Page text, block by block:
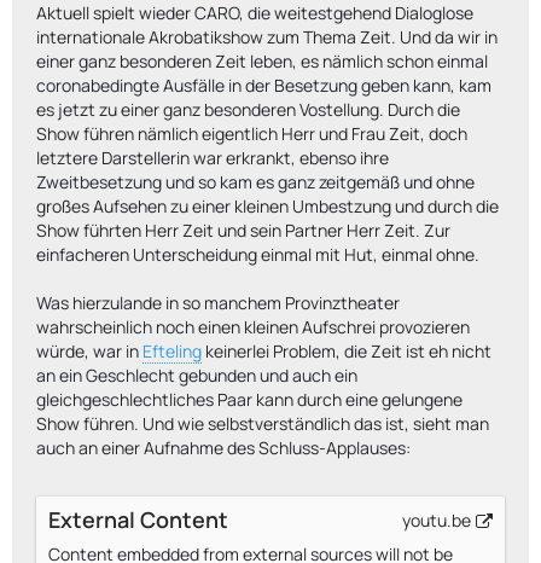
Aktuell spielt wieder CARO, die weitestgehend Dialoglose
internationale Akrobatikshow zum Thema Zeit. Und da wir in
einer ganz besonderen Zeit leben, es nämlich schon einmal
coronabedingte Ausfälle in der Besetzung geben kann, kam
es jetzt zu einer ganz besonderen Vostellung. Durch die
Show führen nämlich eigentlich Herr und Frau Zeit, doch
letztere Darstellerin war erkrankt, ebenso ihre
Zweitbesetzung und so kam es ganz zeitgemäß und ohne
großes Aufsehen zu einer kleinen Umbestzung und durch die
Show führten Herr Zeit und sein Partner Herr Zeit. Zur
einfacheren Unterscheidung einmal mit Hut, einmal ohne.
Was hierzulande in so manchem Provinztheater
wahrscheinlich noch einen kleinen Aufschrei provozieren
würde, war in Efteling keinerlei Problem, die Zeit ist eh nicht
an ein Geschlecht gebunden und auch ein
gleichgeschlechtliches Paar kann durch eine gelungene
Show führen. Und wie selbstverständlich das ist, sieht man
auch an einer Aufnahme des Schluss-Applauses:
External Content
youtu.be
Content embedded from external sources will not be